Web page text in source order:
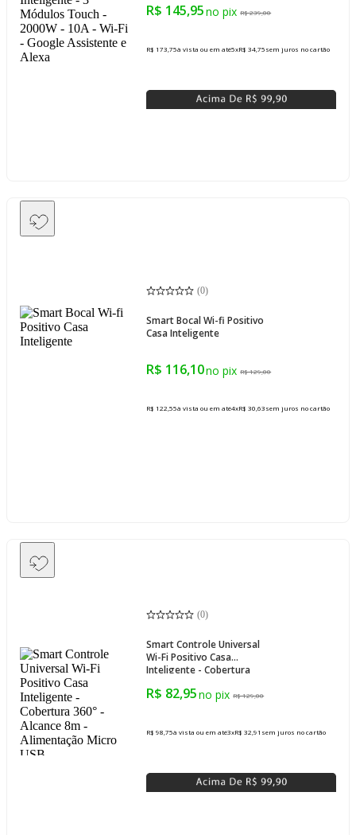
Assistente e Alexa
R$ 145,95 R$ 239,00
R$ 173,75à vista ou em até5xR$ 34,75sem juros no cartão
(0)
Smart Bocal Wi-fi Positivo
Casa Inteligente
R$ 116,10 R$ 129,00
R$ 122,55à vista ou em até4xR$ 30,63sem juros no cartão
(0)
Smart Controle Universal
Wi-Fi Positivo Casa
Inteligente - Cobertura
Alimentação Micro USB
R$ 82,95 R$ 129,00
R$ 98,75à vista ou em até3xR$ 32,91 sem juros no cartão